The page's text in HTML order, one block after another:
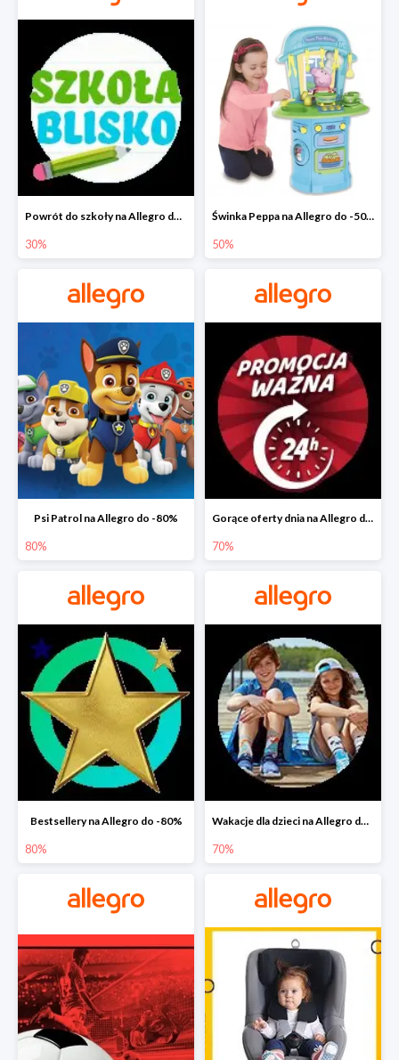
Powrót do szkoły na Allegro do -30%
30%
Świnka Peppa na Allegro do -50%
50%
Psi Patrol na Allegro do -80%
80%
Gorące oferty dnia na Allegro do -50%
70%
Bestsellery na Allegro do -80%
80%
Wakacje dla dzieci na Allegro do -70%
70%